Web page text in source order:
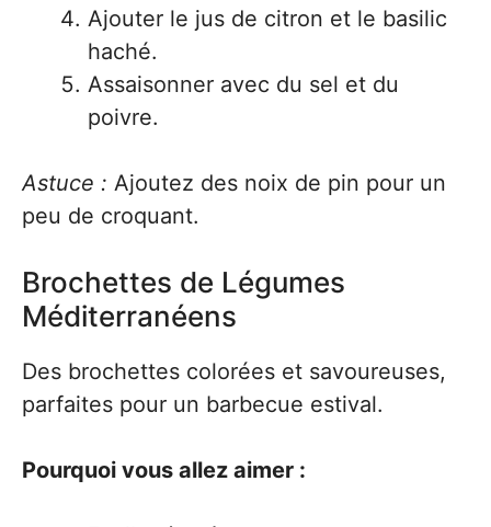
Ajouter le jus de citron et le basilic
haché.
Assaisonner avec du sel et du
poivre.
Astuce : Ajoutez des noix de pin pour un
peu de croquant.
Brochettes de Légumes
Méditerranéens
Des brochettes colorées et savoureuses,
parfaites pour un barbecue estival.
Pourquoi vous allez aimer :